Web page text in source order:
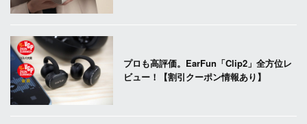
プロも高評価。EarFun「Clip2」全方位レ
ビュー！【割引クーポン情報あり】